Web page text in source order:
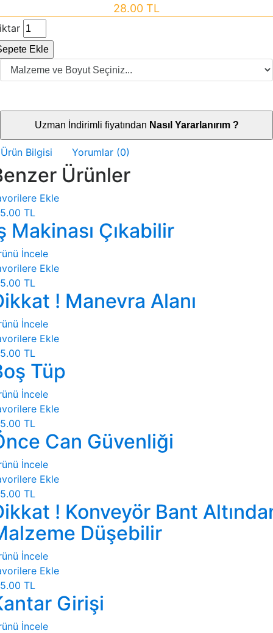
28.00 TL
Ekle
Uzman İndirimli fiyatından Nasıl Yararlanırım ?
Ürün Bilgisi Yorumlar (0)
Ürünler
Ekle
TL
Makinası Çıkabilir
İncele
Ekle
TL
! Manevra Alanı
İncele
Ekle
TL
Tüp
İncele
Ekle
TL
Can Güvenliği
İncele
Ekle
TL
! Konveyör Bant
Düşebilir
İncele
Ekle
TL
Girişi
İncele